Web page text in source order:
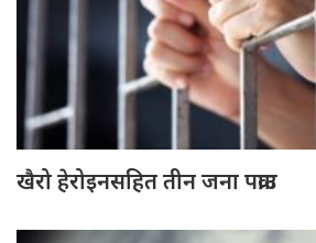
खैरो हेरोइनसहित तीन जना पक्राउ